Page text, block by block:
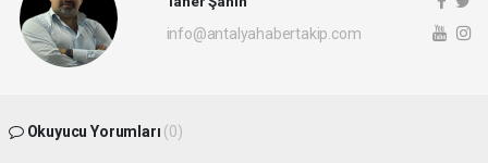
info@antalyahabertakip.com
Okuyucu Yorumları (0)